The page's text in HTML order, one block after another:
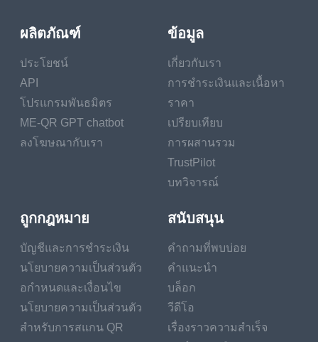
ผลิตภัณฑ์
ประโยชน์
API
โปรแกรมพันธมิตร
ME-QR GPT chatbot
ลงโฆษณากับเรา
ข้อมูล
เกี่ยวกับเรา
การชำระเงินและเนื้อหา
ราคา
เปรียบเทียบ
การผสานรวม
TrustPilot
บทวิจารณ์
ถูกกฎหมาย
บัญชีและการชำระเงิน
นโยบายความเป็นส่วนตัว
อกำหนดและเงื่อนไข
นโยบายความเป็นส่วนตัว
สำหรับการสแกน QR
สนับสนุน
คำถามที่พบบ่อย
คำแนะนำ
บล็อก
วีดีโอ
เรื่องราวความสำเร็จ